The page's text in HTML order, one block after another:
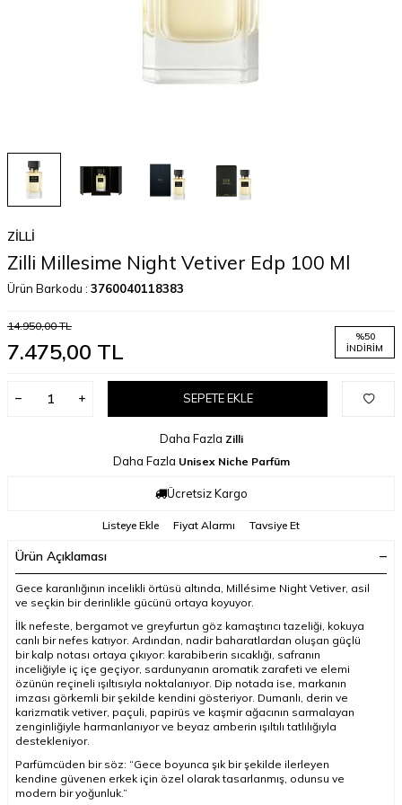
ZILLI
Zilli Millesime Night Vetiver Edp 100 Ml
Ürün Barkodu : 3760040118383
14.950,00TL
7.475,00 TL
%50
İNDIRIM
SEPETE EKLE
Daha Fazla Zilli
Daha Fazla Unisex Niche Parfüm
Ücretsiz Kargo
Listeye Ekle Fiyat Alarmı Tavsiye Et
Ürün Açıklaması
Gece karanlığının incelikli örtüsü altında, Millésime Night Vetiver, asil
ve seçkin bir derinlikle gücünü ortaya koyuyor.
İlk nefeste, bergamot ve greyfurtun göz kamaştırıcı tazeliği, kokuya
canlı bir nefes katıyor. Ardından, nadir baharatlardan oluşan güçlü
bir kalp notası ortaya çıkıyor: karabiberin sıcaklığı, safranın
inceliğiyle iç içe geçiyor, sardunyanın aromatik zarafeti ve elemi
özünün reçineli ışıltısıyla noktalanıyor. Dip notada ise, markanın
imzası görkemli bir şekilde kendini gösteriyor. Dumanlı, derin ve
karizmatik vetiver, paçuli, papirüs ve kaşmir ağacının sarmalayan
zenginliğiyle harmanlanıyor ve beyaz amberin ışıltılı tatlılığıyla
destekleniyor.
Parfümcüden bir söz: “Gece boyunca şık bir şekilde ilerleyen
kendine güvenen erkek için özel olarak tasarlanmış, odunsu ve
modern bir yoğunluk.”